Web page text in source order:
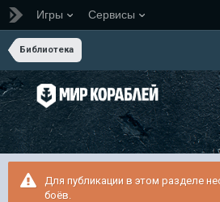
Игры Сервисы
Библиотека
Для публикации в этом разделе
боёв.